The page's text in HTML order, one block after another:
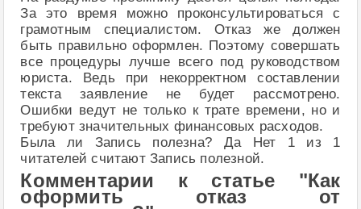
За это время можно проконсультироваться с
грамотным специалистом. Отказ же должен
быть правильно оформлен. Поэтому совершать
все процедуры лучше всего под руководством
юриста. Ведь при некорректном составлении
текста заявление не будет рассмотрено.
Ошибки ведут не только к трате времени, но и
требуют значительных финансовых расходов.
Была ли Запись полезна? Да Нет 1 из 1
читателей считают Запись полезной.
Комментарии к статье "Как
оформить отказ от